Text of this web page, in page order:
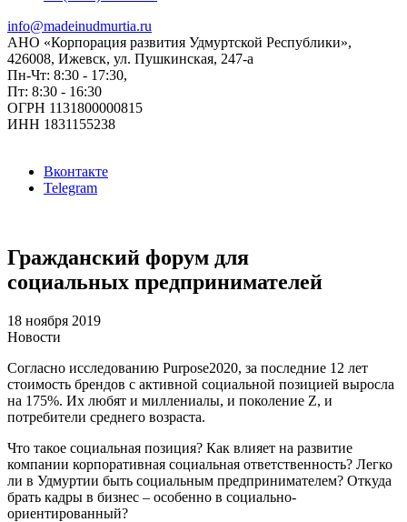
info@madeinudmurtia.ru
АНО «Корпорация развития Удмуртской Республики»,
426008, Ижевск, ул. Пушкинская, 247-а
Пн-Чт: 8:30 - 17:30,
Пт: 8:30 - 16:30
ОГРН 1131800000815
ИНН 1831155238
Вконтакте
Telegram
Гражданский форум для
социальных предпринимателей
18 ноября 2019
Новости
Согласно исследованию Purpose2020, за последние 12 лет
стоимость брендов с активной социальной позицией выросла
на 175%. Их любят и миллениалы, и поколение Z, и
потребители среднего возраста.
Что такое социальная позиция? Как влияет на развитие
компании корпоративная социальная ответственность? Легко
ли в Удмуртии быть социальным предпринимателем? Откуда
брать кадры в бизнес – особенно в социально-
ориентированный?